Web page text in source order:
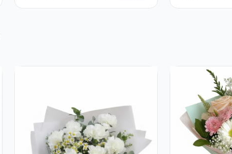
Prosecco și Flori
de Trandafiri